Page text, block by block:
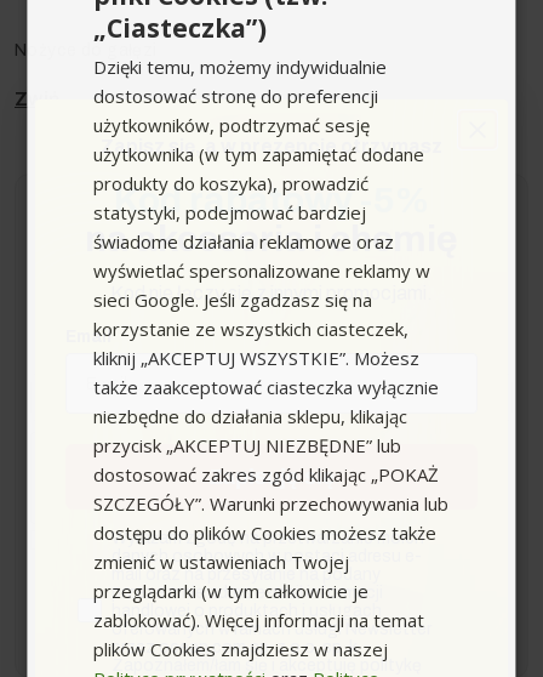
Nożyce do gałęzi
Newsletter
Zapisz się do naszego newslettera i bądź na bieżąco
z nowościami i promocjami
Akceptujęregulaminipolitykę prywatności
(wymagane)
„Ciasteczka”)
Dzięki temu, możemy indywidualnie
dostosować stronę do preferencji
użytkowników, podtrzymać sesję
użytkownika (w tym zapamiętać dodane
produkty do koszyka), prowadzić
statystyki, podejmować bardziej
świadome działania reklamowe oraz
wyświetlać spersonalizowane reklamy w
sieci Google. Jeśli zgadzasz się na
korzystanie ze wszystkich ciasteczek,
kliknij „AKCEPTUJ WSZYSTKIE”. Możesz
także zaakceptować ciasteczka wyłącznie
niezbędne do działania sklepu, klikając
przycisk „AKCEPTUJ NIEZBĘDNE” lub
dostosować zakres zgód klikając „POKAŻ
SZCZEGÓŁY”. Warunki przechowywania lub
dostępu do plików Cookies możesz także
zmienić w ustawieniach Twojej
przeglądarki (w tym całkowicie je
zablokować). Więcej informacji na temat
plików Cookies znajdziesz w naszej
Zapisz się, a w prezencie otrzymasz
Kod rabatowy -5%
na akcesoria i chemię
Kod nie łączy się z innymi promocjami.
Email
Zapisuję się
zgodaWyrażam zgodę na przetwarzanie moich
danych osobowych w postaci adresu e-
mail oraz na przesyłanie na podany
przeze mnie adres e-mail informacji
handlowej o produktach i usługach
oferowanych w ramach usługi Newsletter
przez ocean.com sp. z o.o. sp. k.
Zapoznałem/łam się i akceptuję politykę